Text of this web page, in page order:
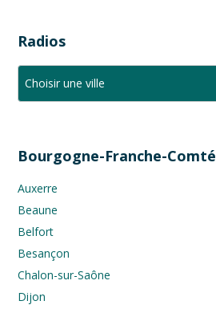
Radios
Bourgogne-Franche-Comté
Auxerre
Beaune
Belfort
Besançon
Chalon-sur-Saône
Dijon